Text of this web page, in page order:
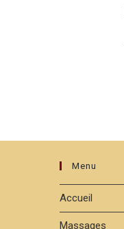
Menu
Accueil
Massages